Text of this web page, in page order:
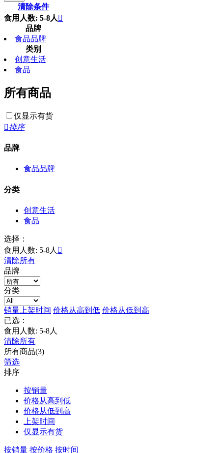
清除条件
食用人数: 5-8人 
品牌
食品品牌
类别
创意生活
食品
所有商品
仅显示有货
排序
品牌
食品品牌
分类
创意生活
食品
选择：
食用人数: 5-8人 
清除所有
品牌
分类
销量 上架时间 价格从高到低 价格从低到高
已选：
食用人数: 5-8人
清除所有
所有商品(3)
筛选
排序
按销量
价格从高到低
价格从低到高
上架时间
仅显示有货
按销量 按价格 按时间